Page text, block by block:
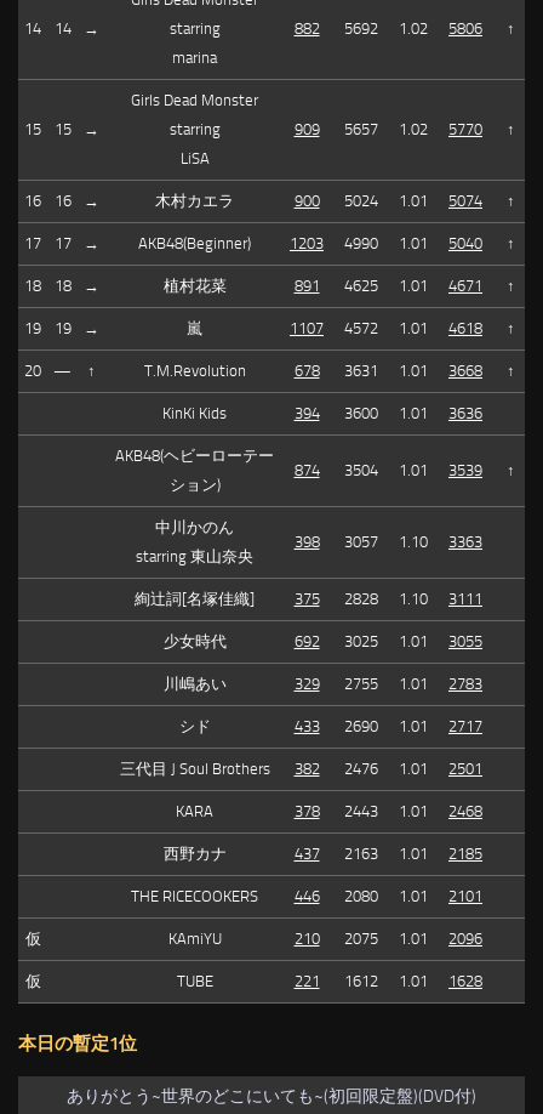
14 14 →
starring
marina
882 5692 1.02 5806 ↑
15 15 →
Girls Dead Monster
starring
LiSA
909 5657 1.02 5770 ↑
16 16 → 木村カエラ 900 5024 1.01 5074 ↑
17 17 → AKB48(Beginner) 1203 4990 1.01 5040 ↑
18 18 → 植村花菜 891 4625 1.01 4671 ↑
19 19 → 嵐 1107 4572 1.01 4618 ↑
20 — ↑ T.M.Revolution 678 3631 1.01 3668 ↑
KinKi Kids 394 3600 1.01 3636
AKB48(ヘビーローテー
ション)
874 3504 1.01 3539 ↑
中川かのん
starring 東山奈央
398 3057 1.10 3363
絢辻詞[名塚佳織] 375 2828 1.10 3111
少女時代 692 3025 1.01 3055
川嶋あい 329 2755 1.01 2783
シド 433 2690 1.01 2717
三代目 J Soul Brothers 382 2476 1.01 2501
KARA 378 2443 1.01 2468
西野カナ 437 2163 1.01 2185
THE RICECOOKERS 446 2080 1.01 2101
仮 KAmiYU 210 2075 1.01 2096
仮 TUBE 221 1612 1.01 1628
本日の暫定1位
ありがとう~世界のどこにいても~(初回限定盤)(DVD付)